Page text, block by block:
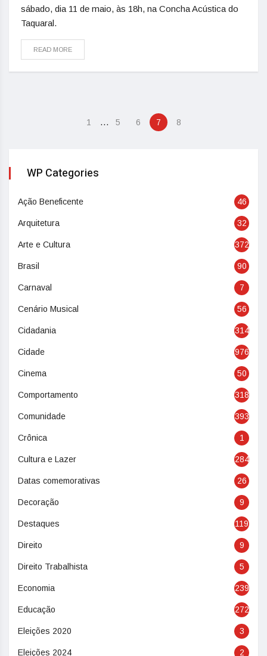
sábado, dia 11 de maio, às 18h, na Concha Acústica do
Taquaral.
READ MORE
1 … 5 6 7 8
WP Categories
Ação Beneficente 46
Arquitetura 32
Arte e Cultura 372
Brasil 90
Carnaval 7
Cenário Musical 56
Cidadania 314
Cidade 976
Cinema 50
Comportamento 318
Comunidade 393
Crônica 1
Cultura e Lazer 284
Datas comemorativas 26
Decoração 9
Destaques 119
Direito 9
Direito Trabalhista 5
Economia 239
Educação 272
Eleições 2020 3
Eleições 2024 2